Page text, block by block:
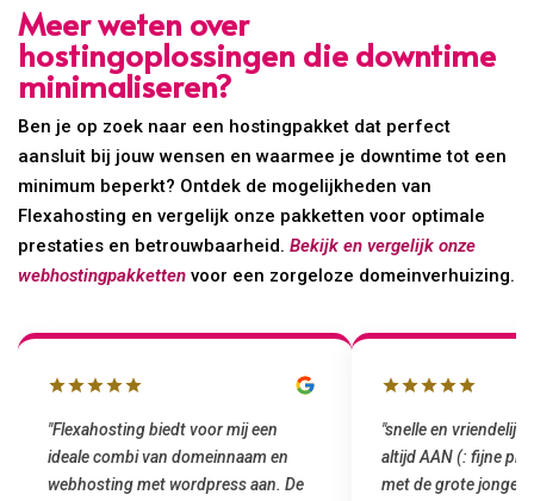
Meer weten over
hostingoplossingen die downtime
minimaliseren?
Ben je op zoek naar een hostingpakket dat perfect
aansluit bij jouw wensen en waarmee je downtime tot een
minimum beperkt? Ontdek de mogelijkheden van
Flexahosting en vergelijk onze pakketten voor optimale
prestaties en betrouwbaarheid.Bekijk en vergelijk onze
webhostingpakketten voor een zorgeloze domeinverhuizing.
"snelle en vriendelijke service. staat
altijd AAN (: fijne prijzen vergeleken
met de grote jongens en dus nu al blij
"Top service. Ik had
het installeren van
was meteen door